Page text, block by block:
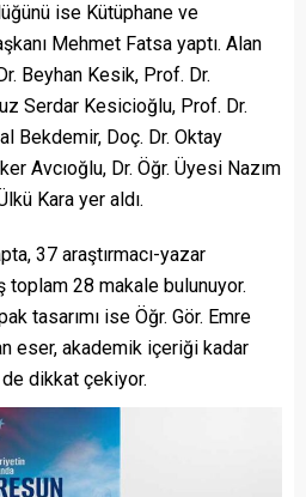
ise Kütüphane ve
Mehmet Fatsa yaptı. Alan
Beyhan Kesik, Prof. Dr.
Serdar Kesicioğlu, Prof. Dr.
Bekdemir, Doç. Dr. Oktay
Avcıoğlu, Dr. Öğr. Üyesi Nazım
Kara yer aldı.
37 araştırmacı-yazar
toplam 28 makale bulunuyor.
tasarımı ise Öğr. Gör. Emre
eser, akademik içeriği kadar
dikkat çekiyor.